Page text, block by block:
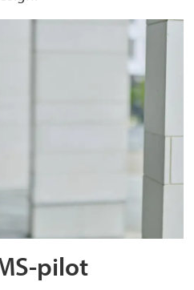
pilot